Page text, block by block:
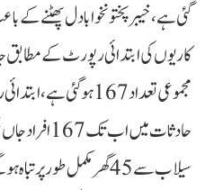
گئی ہے، خیبرپختونخوا بادل پھٹنے کے
کاریوں کی ابتدائی رپورٹ کے
مجموعی تعداد 167
سیلاب سے 45 گھر مکمل طور